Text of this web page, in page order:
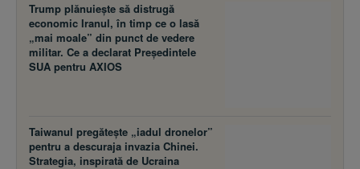
Trump plănuiește să distrugă
economic Iranul, în timp ce o lasă
„mai moale” din punct de vedere
militar. Ce a declarat Președintele
SUA pentru AXIOS
Taiwanul pregătește „iadul dronelor”
pentru a descuraja invazia Chinei.
Strategia, inspirată de Ucraina